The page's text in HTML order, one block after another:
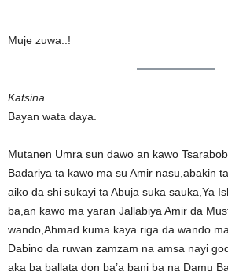
Muje zuwa..!
Katsina..
Bayan wata daya.
Mutanen Umra sun dawo an kawo
Badariya ta kawo ma su Amir nasu,abakin
aiko da shi sukayi ta Abuja suka sauka,Ya
ba,an kawo ma yaran Jallabiya Amir da
wando,Ahmad kuma kaya riga da wando
Dabino da ruwan zamzam na amsa nayi
aka ba ballata don ba’a bani ba na Damu